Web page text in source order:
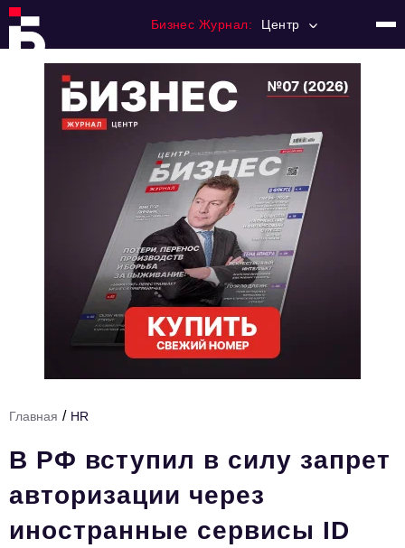
Бизнес Журнал: Центр
Регулирование
Премия "Тульский Бизнес"
История тульского предпринимательства
Тема номера
HR
Персона номера
Главная / HR
В РФ вступил в силу запрет
авторизации через
иностранные сервисы ID